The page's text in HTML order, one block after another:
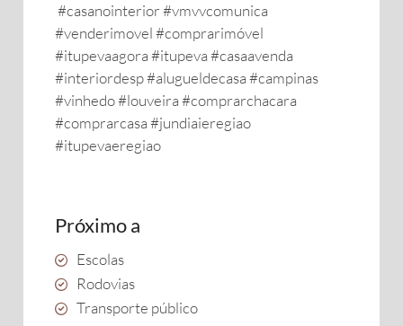
#casanointerior #vmvvcomunica
#venderimovel #comprarimóvel
#itupevaagora #itupeva #casaavenda
#interiordesp #alugueldecasa #campinas
#vinhedo #louveira #comprarchacara
#comprarcasa #jundiaieregiao
#itupevaeregiao
Próximo a
Escolas
Rodovias
Transporte público